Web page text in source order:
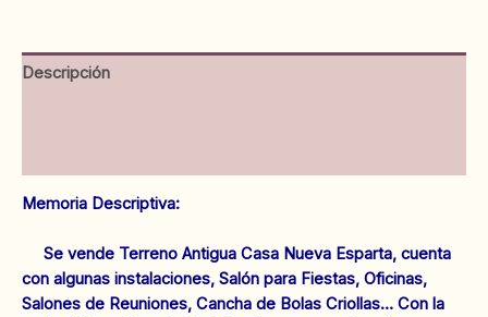
Esparta.
Anaco.
Descripción
Memoria Descriptiva:
Se vende Terreno Antigua Casa Nueva Esparta, cuenta
con algunas instalaciones, Salón para Fiestas, Oficinas,
Salones de Reuniones, Cancha de Bolas Criollas… Con la